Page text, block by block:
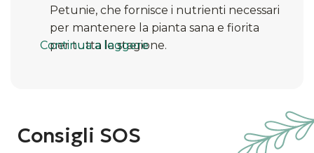
Petunie, che fornisce i nutrienti necessari
per mantenere la pianta sana e fiorita
per tutta la stagione.​
Continua a leggere
Consigli SOS